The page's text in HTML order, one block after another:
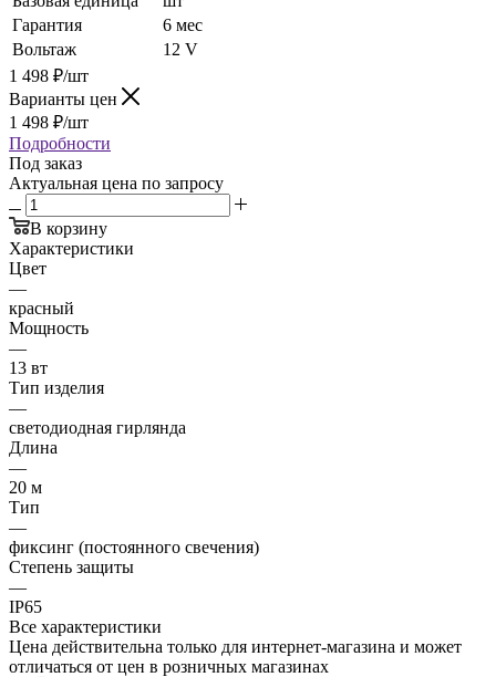
Гарантия
6 мес
Вольтаж
12 V
1 498 ₽/шт
Варианты цен
1 498 ₽/шт
Подробности
Под заказ
Актуальная цена по запросу
В корзину
Характеристики
Цвет
—
красный
Мощность
—
13 вт
Тип изделия
—
светодиодная гирлянда
Длина
—
20 м
Тип
—
фиксинг (постоянного свечения)
Степень защиты
—
IP65
Все характеристики
Цена действительна только для интернет-магазина и может
отличаться от цен в розничных магазинах